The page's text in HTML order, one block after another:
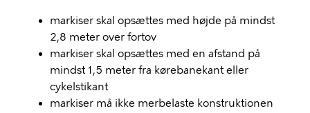
markiser skal opsættes med højde på mindst
2,8 meter over fortov
markiser skal opsættes med en afstand på
mindst 1,5 meter fra kørebanekant eller
cykelstikant
markiser må ikke merbelaste konstruktionen